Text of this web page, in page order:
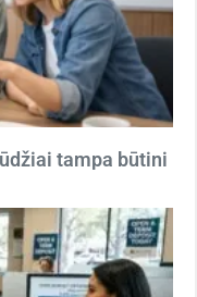
tampa būtini